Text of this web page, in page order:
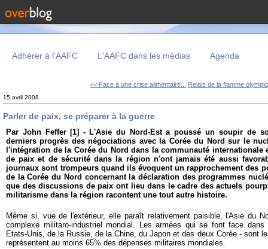
Adhérer à l'AAFC L'AAFC dans les médias Agenda
<< Face à une crise alimentaire... Relais de la flamme
15 avril 2008
Parler de paix, se préparer à la guerre
Par John Feffer [1] - L'Asie du Nord-Est a poussé un soupir de
derniers progrès des négociations avec la Corée du Nord sur le
l'intégration de la Corée du Nord dans la communauté
de paix et de sécurité dans la région n'ont jamais été aussi
journaux sont trompeurs quand ils évoquent un rapprochement des
de la Corée du Nord concernant la déclaration des programmes
que des discussions de paix ont lieu dans le cadre des actuels
militarisme dans la région racontent une tout autre histoire.
Même si, vue de l'extérieur, elle paraît relativement paisible, l'Asie du
complexe militaro-industriel mondial. Les armées qui se font face
Etats-Unis, de la Russie, de la Chine, du Japon et des deux Corée - sont
représentent au moins 65% des dépenses militaires mondiales.